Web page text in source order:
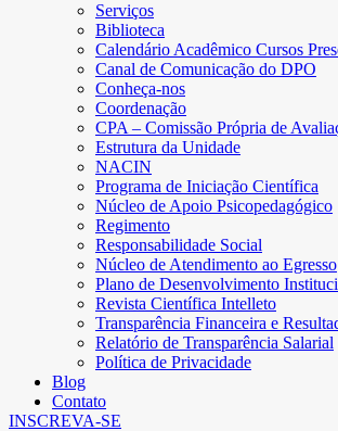
Serviços
Biblioteca
Calendário Acadêmico Cursos
Canal de Comunicação do DPO
Conheça-nos
Coordenação
CPA – Comissão Própria de
Estrutura da Unidade
NACIN
Programa de Iniciação Científica
Núcleo de Apoio Psicopedagógico
Regimento
Responsabilidade Social
Núcleo de Atendimento ao Egresso
Plano de Desenvolvimento
Revista Científica Intelleto
Transparência Financeira e
Relatório de Transparência Salarial
Política de Privacidade
Blog
Contato
INSCREVA-SE